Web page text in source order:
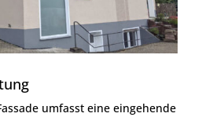
umfasst eine eingehende